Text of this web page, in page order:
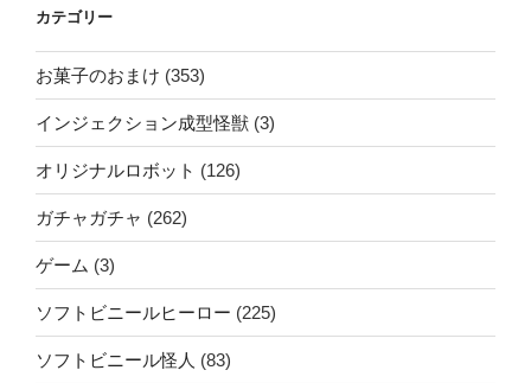
カテゴリー
お菓子のおまけ (353)
インジェクション成型怪獣 (3)
オリジナルロボット (126)
ガチャガチャ (262)
ゲーム (3)
ソフトビニールヒーロー (225)
ソフトビニール怪人 (83)